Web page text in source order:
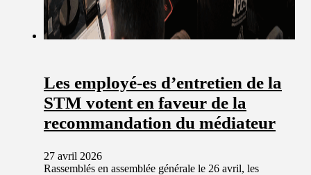
Les employé-es d’entretien de la
STM votent en faveur de la
recommandation du médiateur
27 avril 2026
Rassemblés en assemblée générale le 26 avril, les